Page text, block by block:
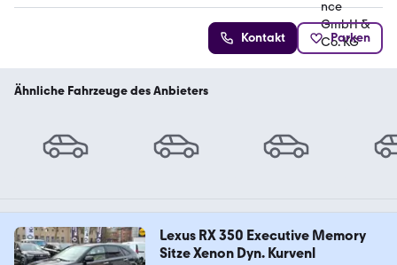
Kontakt Parken
Ähnliche Fahrzeuge des Anbieters
Lexus RX 350 Executive Memory
Sitze Xenon Dyn. Kurvenl